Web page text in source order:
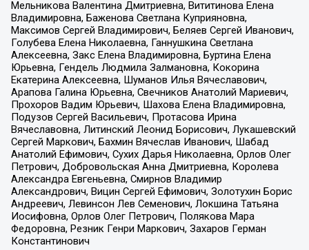
Мельникова Валентина Дмитриевна, Вититинова Елена
Владимировна, Баженова Светлана Куприяновна,
Максимов Сергей Владимирович, Беляев Сергей Иванович,
Голубева Елена Николаевна, Ганнушкина Светлана
Алексеевна, Закс Елена Владимировна, Буртина Елена
Юрьевна, Гендель Людмила Залмановна, Кокорина
Екатерина Алексеевна, Шуманов Илья Вячеславович,
Арапова Галина Юрьевна, Свечников Анатолий Мариевич,
Прохоров Вадим Юрьевич, Шахова Елена Владимировна,
Подузов Сергей Васильевич, Протасова Ирина
Вячеславовна, Литинский Леонид Борисович, Лукашевский
Сергей Маркович, Бахмин Вячеслав Иванович, Шабад
Анатолий Ефимович, Сухих Дарья Николаевна, Орлов Олег
Петрович, Добровольская Анна Дмитриевна, Королева
Александра Евгеньевна, Смирнов Владимир
Александрович, Вицин Сергей Ефимович, Золотухин Борис
Андреевич, Левинсон Лев Семенович, Локшина Татьяна
Иосифовна, Орлов Олег Петрович, Полякова Мара
Федоровна, Резник Генри Маркович, Захаров Герман
Константинович